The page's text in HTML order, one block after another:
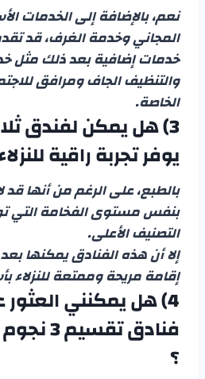
نعم، بالإضافة إلى الخدمات
المجاني وخدمة الغرف، قد
خدمات إضافية بعد ذلك مثل
والتنظيف الجاف ومرافق
الخاصة.
3) هل يمكن لفندق
يوفر تجربة راقية
بالطبع، على الرغم من أنها
بنفس مستوى الفخامة التي
التصنيف الأعلى.
إلا أن هذه الفنادق يمكنها
إقامة مريحة وممتعة للنزلاء
4) هل يمكنني
فنادق
؟